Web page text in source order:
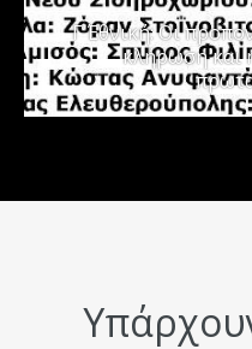
Γ΄ Εθνική: Οι
κλήρωση και